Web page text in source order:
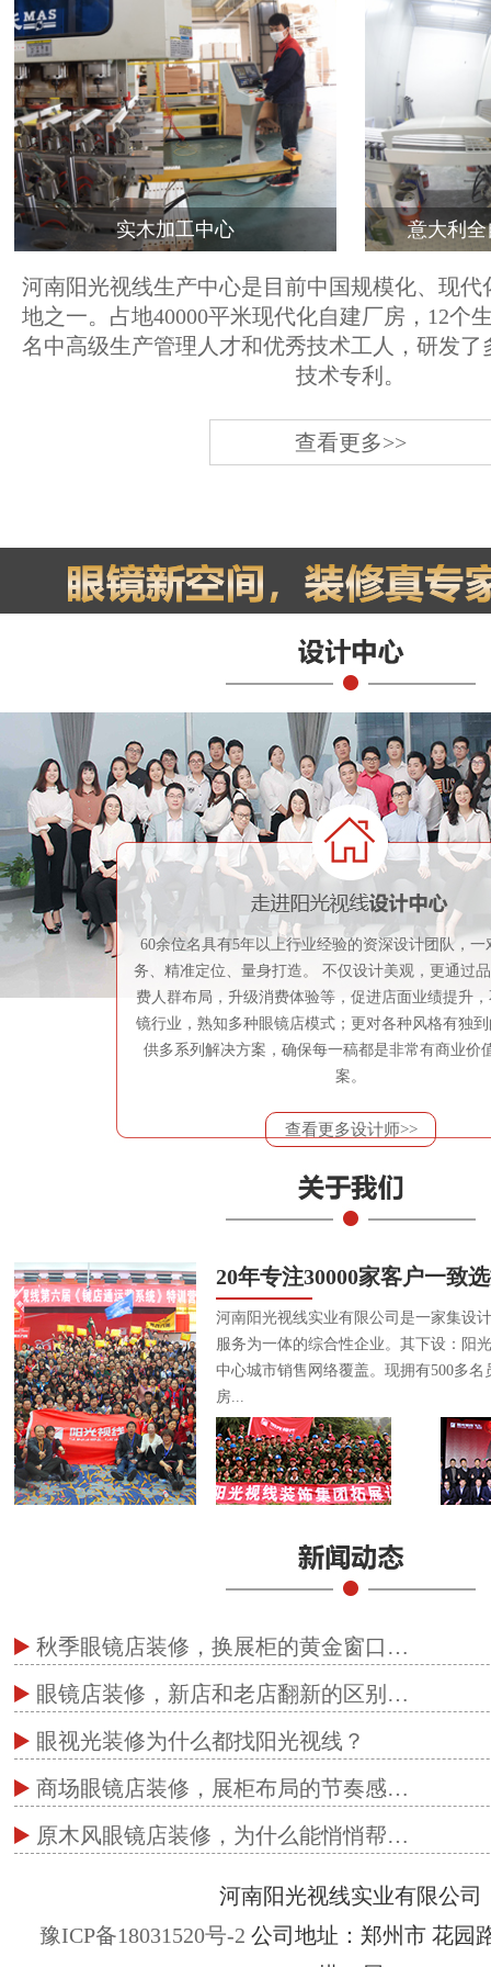
实木加工中心 意大利
河南阳光视线生产中心是目前中国规模化、现代
地之一。占地40000平米现代化自建厂房，12个
名中高级生产管理人才和优秀技术工人，研发了
技术专利。
查看更多>>
60余位名具有5年以上行业经验的资深设计团队，一
务、精准定位、量身打造。 不仅设计美观，更通过
费人群布局，升级消费体验等，促进店面业绩提升
镜行业，熟知多种眼镜店模式；更对各种风格有独
供多系列解决方案，确保每一稿都是非常有商业价
案。
查看更多设计师>>
20年专注30000家客户一致
河南阳光视线实业有限公司是一家集设
服务为一体的综合性企业。其下设：阳
中心城市销售网络覆盖。现拥有500多
房...
秋季眼镜店装修，换展柜的黄金窗口…
眼镜店装修，新店和老店翻新的区别…
眼视光装修为什么都找阳光视线？
商场眼镜店装修，展柜布局的节奏感…
原木风眼镜店装修，为什么能悄悄帮…
河南阳光视线实业有限公司
豫ICP备18031520号-2 公司地址：郑州市 花园